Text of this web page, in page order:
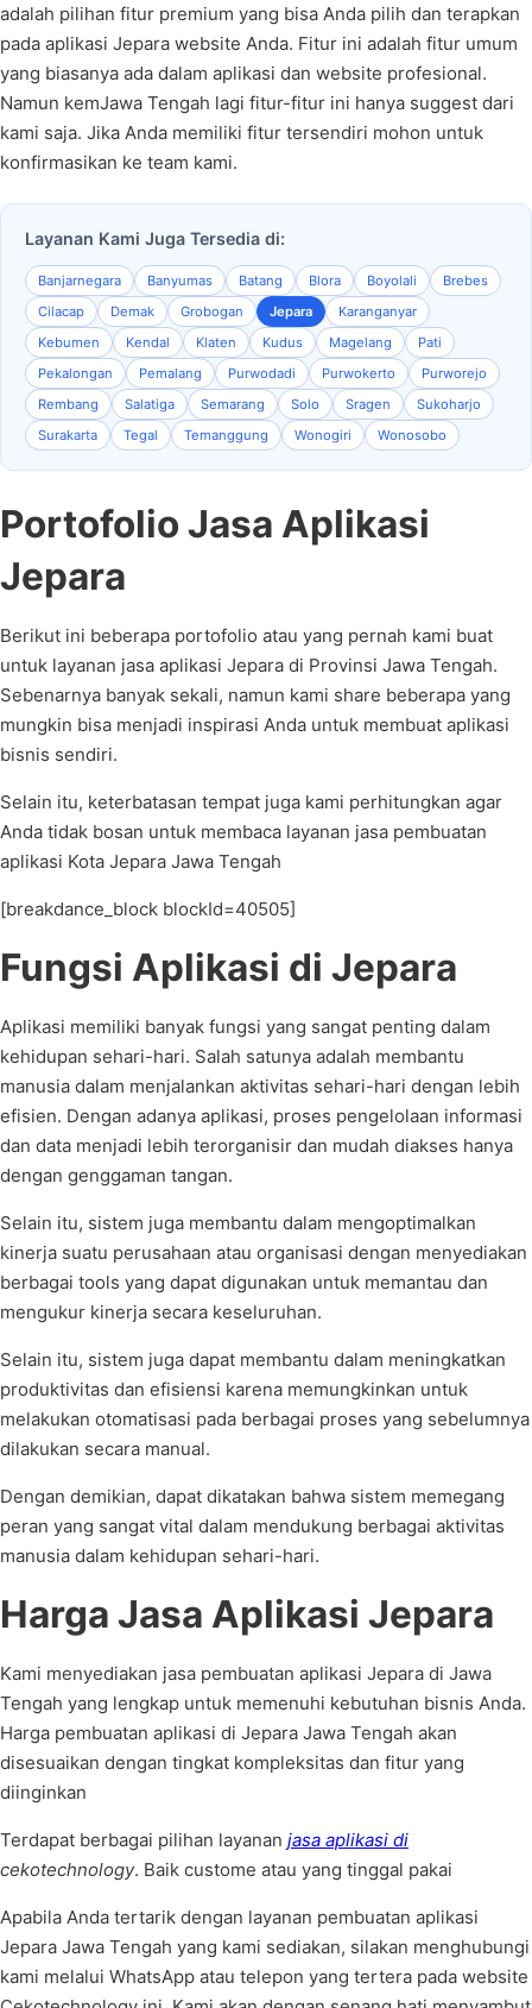
adalah pilihan fitur premium yang bisa Anda pilih dan terapkan
pada aplikasi Jepara website Anda. Fitur ini adalah fitur umum
yang biasanya ada dalam aplikasi dan website profesional.
Namun kemJawa Tengah lagi fitur-fitur ini hanya suggest dari
kami saja. Jika Anda memiliki fitur tersendiri mohon untuk
konfirmasikan ke team kami.
Layanan Kami Juga Tersedia di:
Banjarnegara Banyumas Batang Blora Boyolali
Brebes
Cilacap
Demak Grobogan Jepara
Karanganyar
Kebumen
Kendal Klaten Kudus Magelang
Pati
Pekalongan
Pemalang Purwodadi Purwokerto
Purworejo
Rembang
Salatiga Semarang Solo Sragen
Sukoharjo
Surakarta
Tegal Temanggung Wonogiri Wonosobo
Portofolio Jasa Aplikasi
Jepara
Berikut ini beberapa portofolio atau yang pernah kami buat
untuk layanan jasa aplikasi Jepara di Provinsi Jawa Tengah.
Sebenarnya banyak sekali, namun kami share beberapa yang
mungkin bisa menjadi inspirasi Anda untuk membuat aplikasi
bisnis sendiri.
Selain itu, keterbatasan tempat juga kami perhitungkan agar
Anda tidak bosan untuk membaca layanan jasa pembuatan
aplikasi Kota Jepara Jawa Tengah
[breakdance_block blockId=40505]
Fungsi Aplikasi di Jepara
Aplikasi memiliki banyak fungsi yang sangat penting dalam
kehidupan sehari-hari. Salah satunya adalah membantu
manusia dalam menjalankan aktivitas sehari-hari dengan lebih
efisien. Dengan adanya aplikasi, proses pengelolaan informasi
dan data menjadi lebih terorganisir dan mudah diakses hanya
dengan genggaman tangan.
Selain itu, sistem juga membantu dalam mengoptimalkan
kinerja suatu perusahaan atau organisasi dengan menyediakan
berbagai tools yang dapat digunakan untuk memantau dan
mengukur kinerja secara keseluruhan.
Selain itu, sistem juga dapat membantu dalam meningkatkan
produktivitas dan efisiensi karena memungkinkan untuk
melakukan otomatisasi pada berbagai proses yang sebelumnya
dilakukan secara manual.
Dengan demikian, dapat dikatakan bahwa sistem memegang
peran yang sangat vital dalam mendukung berbagai aktivitas
manusia dalam kehidupan sehari-hari.
Harga Jasa Aplikasi Jepara
Kami menyediakan jasa pembuatan aplikasi Jepara di Jawa
Tengah yang lengkap untuk memenuhi kebutuhan bisnis Anda.
Harga pembuatan aplikasi di Jepara Jawa Tengah akan
disesuaikan dengan tingkat kompleksitas dan fitur yang
diinginkan
Terdapat berbagai pilihan layanan jasa aplikasi di
cekotechnology. Baik custome atau yang tinggal pakai
Apabila Anda tertarik dengan layanan pembuatan aplikasi
Jepara Jawa Tengah yang kami sediakan, silakan menghubungi
kami melalui WhatsApp atau telepon yang tertera pada website